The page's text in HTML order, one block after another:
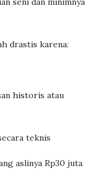
drastis karena:
historis atau
teknis
aslinya Rp30 juta